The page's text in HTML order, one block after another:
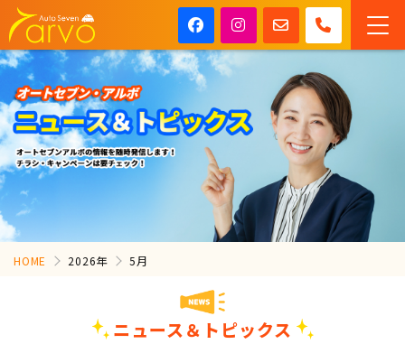
HOME 2026年 5月
ニュース＆トピックス